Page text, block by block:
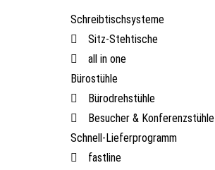
Schreibtischsysteme
Sitz-Stehtische
all in one
Bürostühle
Bürodrehstühle
Besucher & Konferenzstühle
Schnell-Lieferprogramm
fastline